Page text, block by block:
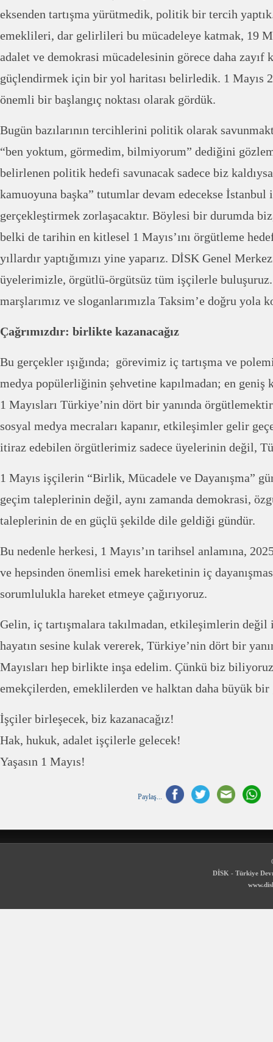
eksenden tartışma yürütmedik, politik bir tercih
emeklileri, dar gelirlileri bu mücadeleye katmak, 19
adalet ve demokrasi mücadelesinin görece daha zayıf
güçlendirmek için bir yol haritası belirledik. 1 Mayıs
önemli bir başlangıç noktası olarak gördük.
Bugün bazılarının tercihlerini politik olarak
“ben yoktum, görmedim, bilmiyorum” dediğini
belirlenen politik hedefi savunacak sadece biz
kamuoyuna başka” tutumlar devam edecekse
gerçekleştirmek zorlaşacaktır. Böylesi bir durumda
belki de tarihin en kitlesel 1 Mayıs’ını örgütleme
yıllardır yaptığımızı yine yaparız. DİSK Genel
üyelerimizle, örgütlü-örgütsüz tüm işçilerle
marşlarımız ve sloganlarımızla Taksim’e doğru yola
Çağrımızdır: birlikte kazanacağız
Bu gerçekler ışığında; görevimiz iç tartışma ve
medya popülerliğinin şehvetine kapılmadan; en geniş
1 Mayısları Türkiye’nin dört bir yanında
sosyal medya mecraları kapanır, etkileşimler gelir
itiraz edebilen örgütlerimiz sadece üyelerinin değil,
1 Mayıs işçilerin “Birlik, Mücadele ve Dayanışma”
geçim taleplerinin değil, aynı zamanda demokrasi,
taleplerinin de en güçlü şekilde dile geldiği gündür.
Bu nedenle herkesi, 1 Mayıs’ın tarihsel anlamına,
ve hepsinden önemlisi emek hareketinin iç
sorumlulukla hareket etmeye çağırıyoruz.
Gelin, iç tartışmalara takılmadan, etkileşimlerin
hayatın sesine kulak vererek, Türkiye’nin dört bir
Mayısları hep birlikte inşa edelim. Çünkü biz
emekçilerden, emeklilerden ve halktan daha büyük bir
İşçiler birleşecek, biz kazanacağız!
Hak, hukuk, adalet işçilerle gelecek!
Yaşasın 1 Mayıs!
Paylaş...
DİSK - Türkiye